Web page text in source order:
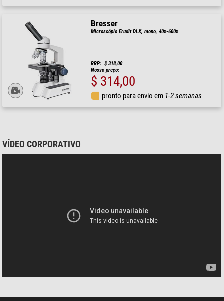
Bresser
Microscópio Erudit DLX, mono, 40x-600x
RRP: $ 318,00
Nosso preço:
$ 314,00
pronto para envio em 1-2 semanas
VÍDEO CORPORATIVO